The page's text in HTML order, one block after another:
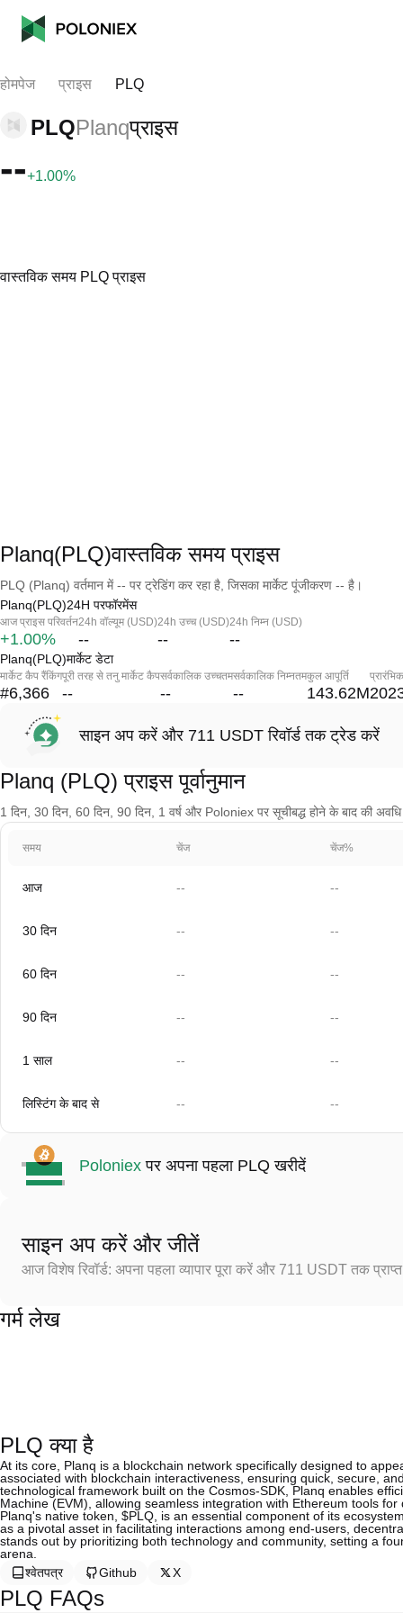
होमपेज प्राइस PLQ
PLQPlanqप्राइस
--+1.00%
वास्तविक समय PLQ प्राइस
Planq(PLQ)वास्तविक समय प्राइस
PLQ (Planq) वर्तमान में -- पर ट्रेडिंग कर रहा है, जिसका मार्केट पूंजीकरण -- है।
Planq(PLQ)24H परफॉरमेंस
आज प्राइस परिवर्तन
+1.00%
24h वॉल्यूम (USD)
--
24h उच्च (USD)
--
24h निम्न (USD)
--
Planq(PLQ)मार्केट डेटा
मार्केट कैप रैंकिंग
#6,366
पूरी तरह से तनु मार्केट कैप
--
सर्वकालिक उच्चतम
--
सर्वकालिक निम्नतम
--
कुल आपूर्ति
143.62M
साइन अप करें और 711 USDT रिवॉर्ड तक ट्रेड करें
Planq (PLQ) प्राइस पूर्वानुमान
1 दिन, 30 दिन, 60 दिन, 90 दिन, 1 वर्ष और Poloniex पर सूचीबद्ध होने के बाद की
समय चेंज चेंज%
आज -- --
30 दिन -- --
60 दिन -- --
90 दिन -- --
1 साल -- --
लिस्टिंग के बाद से -- --
Poloniex पर अपना पहला PLQ खरीदें
साइन अप करें और जीतें
आज विशेष रिवॉर्ड: अपना पहला व्यापार पूरा करें और 711 USDT तक
गर्म लेख
PLQ क्या है
At its core, Planq is a blockchain network specifically designed to
associated with blockchain interactiveness, ensuring quick, secure,
technological framework built on the Cosmos-SDK, Planq enables
Machine (EVM), allowing seamless integration with Ethereum tools for
Planq's native token, $PLQ, is an essential component of its
as a pivotal asset in facilitating interactions among end-users,
stands out by prioritizing both technology and community, setting a
arena.
श्वेतपत्र
Github X
PLQ FAQs